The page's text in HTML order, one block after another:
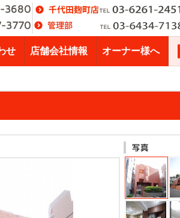
せ 店舗会社情報 オーナー様へ